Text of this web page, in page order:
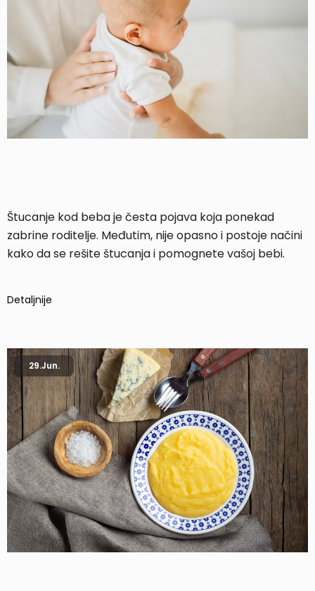
Štucanje kod beba je česta pojava koja ponekad
zabrine roditelje. Međutim, nije opasno i postoje načini
kako da se rešite štucanja i pomognete vašoj bebi.
Detaljnije
29.Jun.